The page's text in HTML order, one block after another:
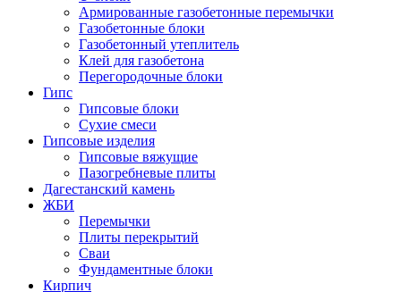
Армированные газобетонные перемычки
Газобетонные блоки
Газобетонный утеплитель
Клей для газобетона
Перегородочные блоки
Гипс
Гипсовые блоки
Сухие смеси
Гипсовые изделия
Гипсовые вяжущие
Пазогребневые плиты
Дагестанский камень
ЖБИ
Перемычки
Плиты перекрытий
Сваи
Фундаментные блоки
Кирпич